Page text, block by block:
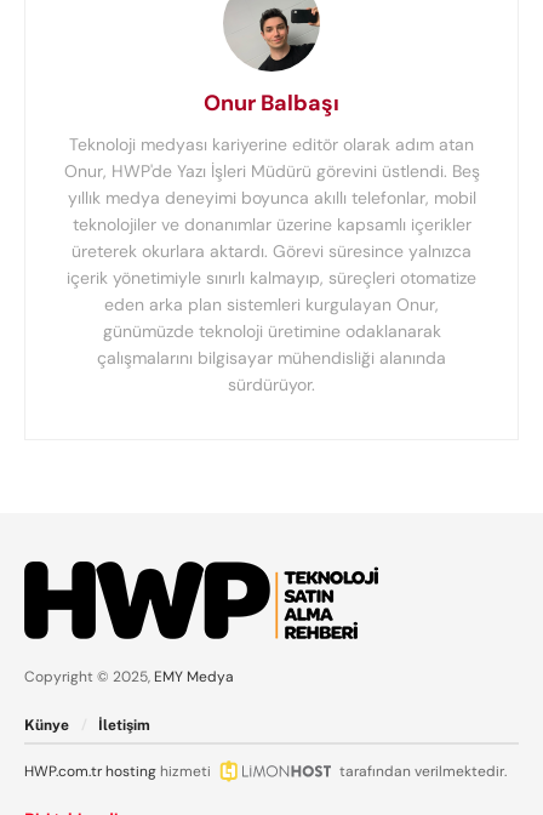
Onur Balbaşı
Teknoloji medyası kariyerine editör olarak adım atan
Onur, HWP'de Yazı İşleri Müdürü görevini üstlendi. Beş
yıllık medya deneyimi boyunca akıllı telefonlar, mobil
teknolojiler ve donanımlar üzerine kapsamlı içerikler
üreterek okurlara aktardı. Görevi süresince yalnızca
içerik yönetimiyle sınırlı kalmayıp, süreçleri otomatize
eden arka plan sistemleri kurgulayan Onur,
günümüzde teknoloji üretimine odaklanarak
çalışmalarını bilgisayar mühendisliği alanında
sürdürüyor.
Copyright © 2025, EMY Medya
Künye İletişim
HWP.com.trhosting hizmeti tarafından verilmektedir.